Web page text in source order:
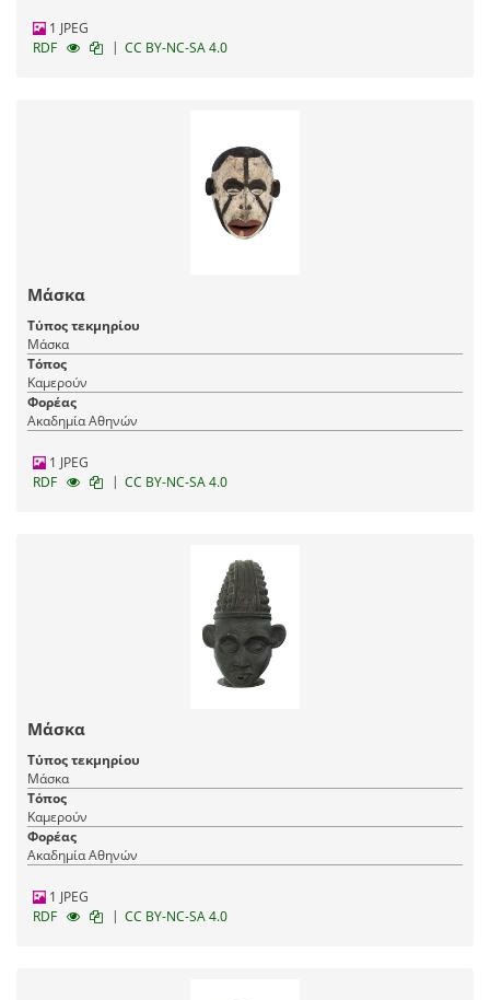
1 JPEG
RDF
| CC BY-NC-SA 4.0
Μάσκα
Τύπος τεκμηρίου
Μάσκα
Τόπος
Καμερούν
Φορέας
Ακαδημία Αθηνών
1 JPEG
RDF
| CC BY-NC-SA 4.0
Μάσκα
Τύπος τεκμηρίου
Μάσκα
Τόπος
Καμερούν
Φορέας
Ακαδημία Αθηνών
1 JPEG
RDF
| CC BY-NC-SA 4.0